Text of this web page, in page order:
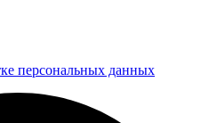
персональных данных